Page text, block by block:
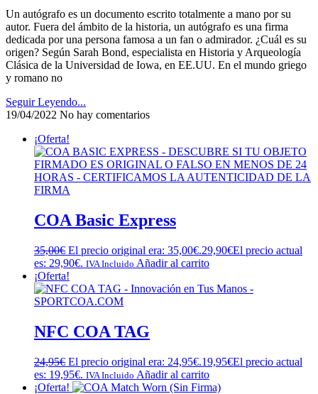
Un autógrafo es un documento escrito totalmente a mano por su
autor. Fuera del ámbito de la historia, un autógrafo es una firma
dedicada por una persona famosa a un fan o admirador. ¿Cuál es su
origen? Según Sarah Bond, especialista en Historia y Arqueología
Clásica de la Universidad de Iowa, en EE.UU. En el mundo griego
y romano no
Seguir Leyendo...
19/04/2022 No hay comentarios
¡Oferta!
COA Basic Express
35,00€ El precio original era: 35,00€.29,90€El precio actual
es: 29,90€. IVA Incluido Añadir al carrito
¡Oferta!
NFC COA TAG
24,95€ El precio original era: 24,95€.19,95€El precio actual
es: 19,95€. IVA Incluido Añadir al carrito
¡Oferta!